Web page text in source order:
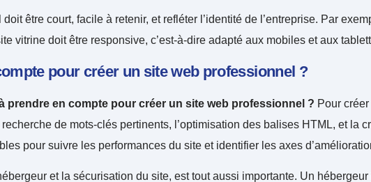
être court, facile à retenir, et refléter l’identité de l’entreprise. Par
vitrine doit être responsive, c’est-à-dire adapté aux mobiles et aux
pour créer un site web professionnel ?
prendre en compte pour créer un site web professionnel ? Pour
de mots-clés pertinents, l’optimisation des balises HTML, et la
pour suivre les performances du site et identifier les axes
et la sécurisation du site, est tout aussi importante. Un